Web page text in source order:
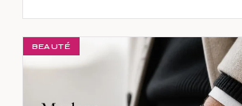
BEAUTÉ